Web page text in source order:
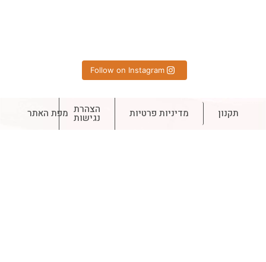
Follow on Instagram
תקנון מדיניות פרטיות הצהרת
נגישות מפת האתר